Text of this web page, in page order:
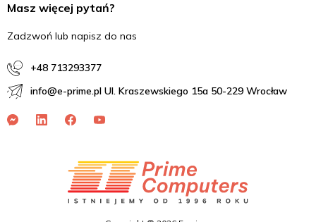
Masz więcej pytań?
Zadzwoń lub napisz do nas
+48 713293377
info@e-prime.pl Ul. Kraszewskiego 15a 50-229 Wrocław